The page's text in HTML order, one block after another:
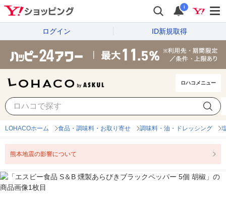
i
ログイン ID新規取得
ロハコメニュー
LOHACOホーム 食品・調味料・お取り寄せ 調味料・油・ドレッシング
熊本地震の影響について